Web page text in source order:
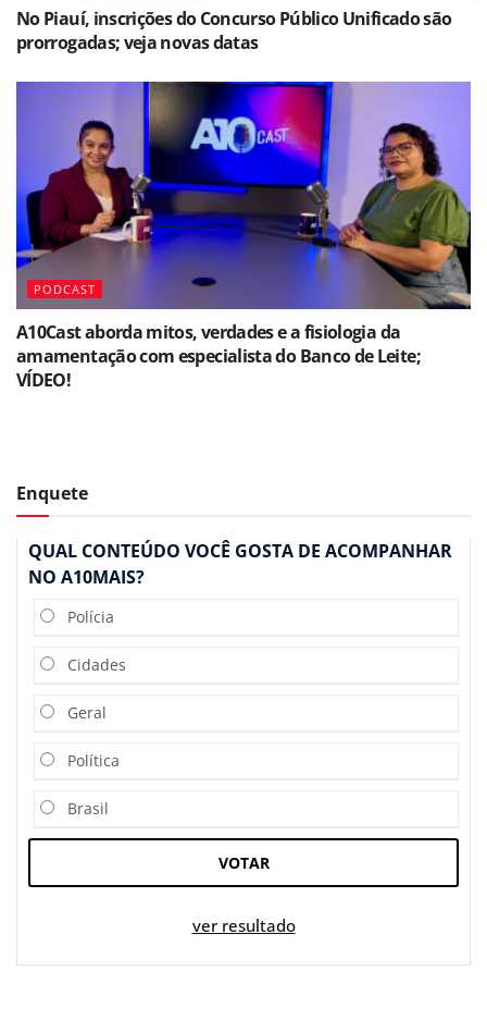
No Piauí, inscrições do Concurso Público Unificado são
prorrogadas; veja novas datas
PODCAST
A10Cast aborda mitos, verdades e a fisiologia da
amamentação com especialista do Banco de Leite;
VÍDEO!
Enquete
QUAL CONTEÚDO VOCÊ GOSTA DE ACOMPANHAR
NO A10MAIS?
Polícia
Cidades
Geral
Política
Brasil
VOTAR
ver resultado